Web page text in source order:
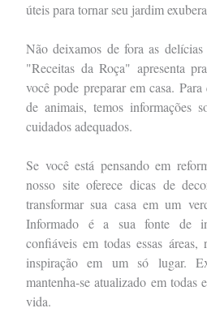
úteis para tornar seu jardim
Não deixamos de fora as
"Receitas da Roça" apresenta
você pode preparar em casa.
de animais, temos informações
cuidados adequados.
Se você está pensando em
nosso site oferece dicas de
transformar sua casa em um
Informado é a sua fonte de
confiáveis em todas essas
inspiração em um só lugar.
mantenha-se atualizado em todas
vida.